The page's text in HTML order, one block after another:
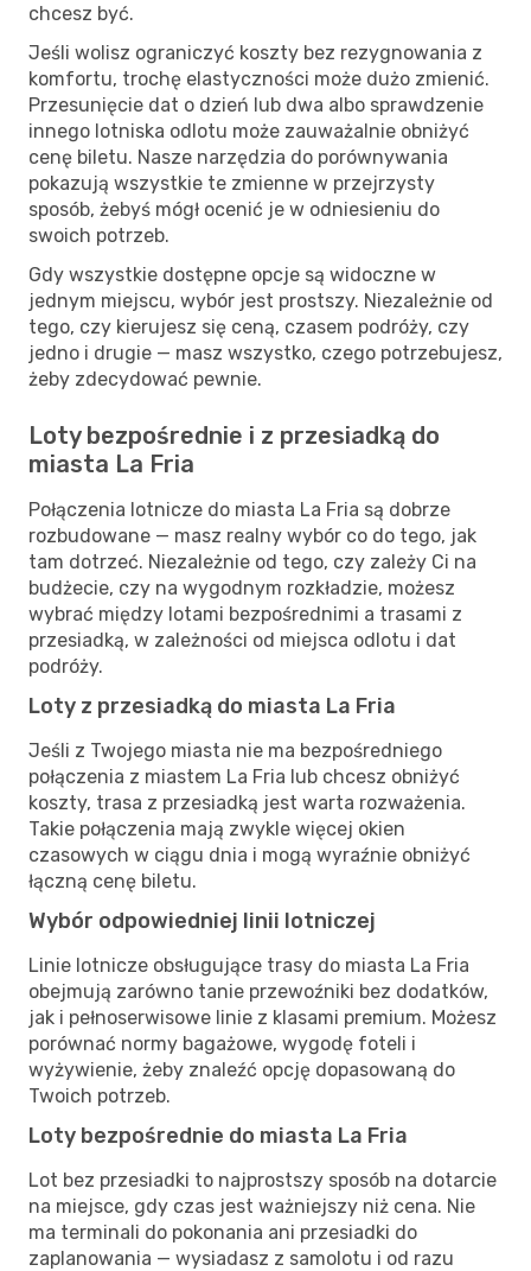
chcesz być.
Jeśli wolisz ograniczyć koszty bez rezygnowania z
komfortu, trochę elastyczności może dużo zmienić.
Przesunięcie dat o dzień lub dwa albo sprawdzenie
innego lotniska odlotu może zauważalnie obniżyć
cenę biletu. Nasze narzędzia do porównywania
pokazują wszystkie te zmienne w przejrzysty
sposób, żebyś mógł ocenić je w odniesieniu do
swoich potrzeb.
Gdy wszystkie dostępne opcje są widoczne w
jednym miejscu, wybór jest prostszy. Niezależnie od
tego, czy kierujesz się ceną, czasem podróży, czy
jedno i drugie — masz wszystko, czego potrzebujesz,
żeby zdecydować pewnie.
Loty bezpośrednie i z przesiadką do
miasta La Fria
Połączenia lotnicze do miasta La Fria są dobrze
rozbudowane — masz realny wybór co do tego, jak
tam dotrzeć. Niezależnie od tego, czy zależy Ci na
budżecie, czy na wygodnym rozkładzie, możesz
wybrać między lotami bezpośrednimi a trasami z
przesiadką, w zależności od miejsca odlotu i dat
podróży.
Loty z przesiadką do miasta La Fria
Jeśli z Twojego miasta nie ma bezpośredniego
połączenia z miastem La Fria lub chcesz obniżyć
koszty, trasa z przesiadką jest warta rozważenia.
Takie połączenia mają zwykle więcej okien
czasowych w ciągu dnia i mogą wyraźnie obniżyć
łączną cenę biletu.
Wybór odpowiedniej linii lotniczej
Linie lotnicze obsługujące trasy do miasta La Fria
obejmują zarówno tanie przewoźniki bez dodatków,
jak i pełnoserwisowe linie z klasami premium. Możesz
porównać normy bagażowe, wygodę foteli i
wyżywienie, żeby znaleźć opcję dopasowaną do
Twoich potrzeb.
Loty bezpośrednie do miasta La Fria
Lot bez przesiadki to najprostszy sposób na dotarcie
na miejsce, gdy czas jest ważniejszy niż cena. Nie
ma terminali do pokonania ani przesiadki do
zaplanowania — wysiadasz z samolotu i od razu